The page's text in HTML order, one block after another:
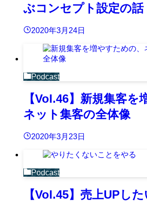
ぶコンセプト設定の話
2020年3月24日
Podcast
【Vol.46】新規集客を
ネット集客の全体像
2020年3月23日
Podcast
【Vol.45】売上UPし